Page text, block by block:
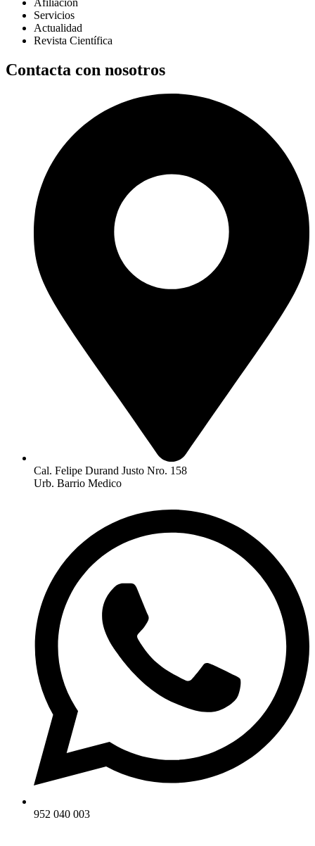
Servicios
Actualidad
Revista Científica
Contacta con nosotros
Cal. Felipe Durand Justo Nro. 158
Urb. Barrio Medico
952 040 003